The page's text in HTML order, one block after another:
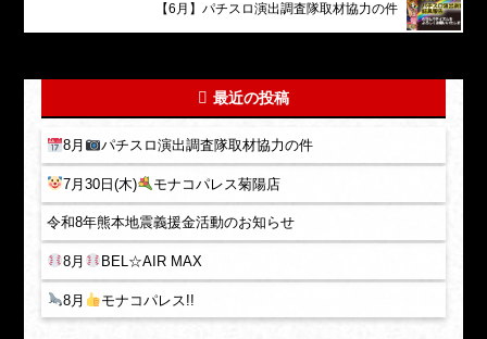
【6月】パチスロ演出調査隊取材協力の件
最近の投稿
8月 パチスロ演出調査隊取材協力の件
7月30日(木) モナコパレス菊陽店
令和8年熊本地震義援金活動のお知らせ
8月 BEL☆AIR MAX
8月 モナコパレス!!